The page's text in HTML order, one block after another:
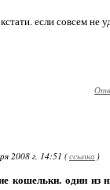
если совсем не
2008 г. 14:51 (ссылка )
кошельки. один из